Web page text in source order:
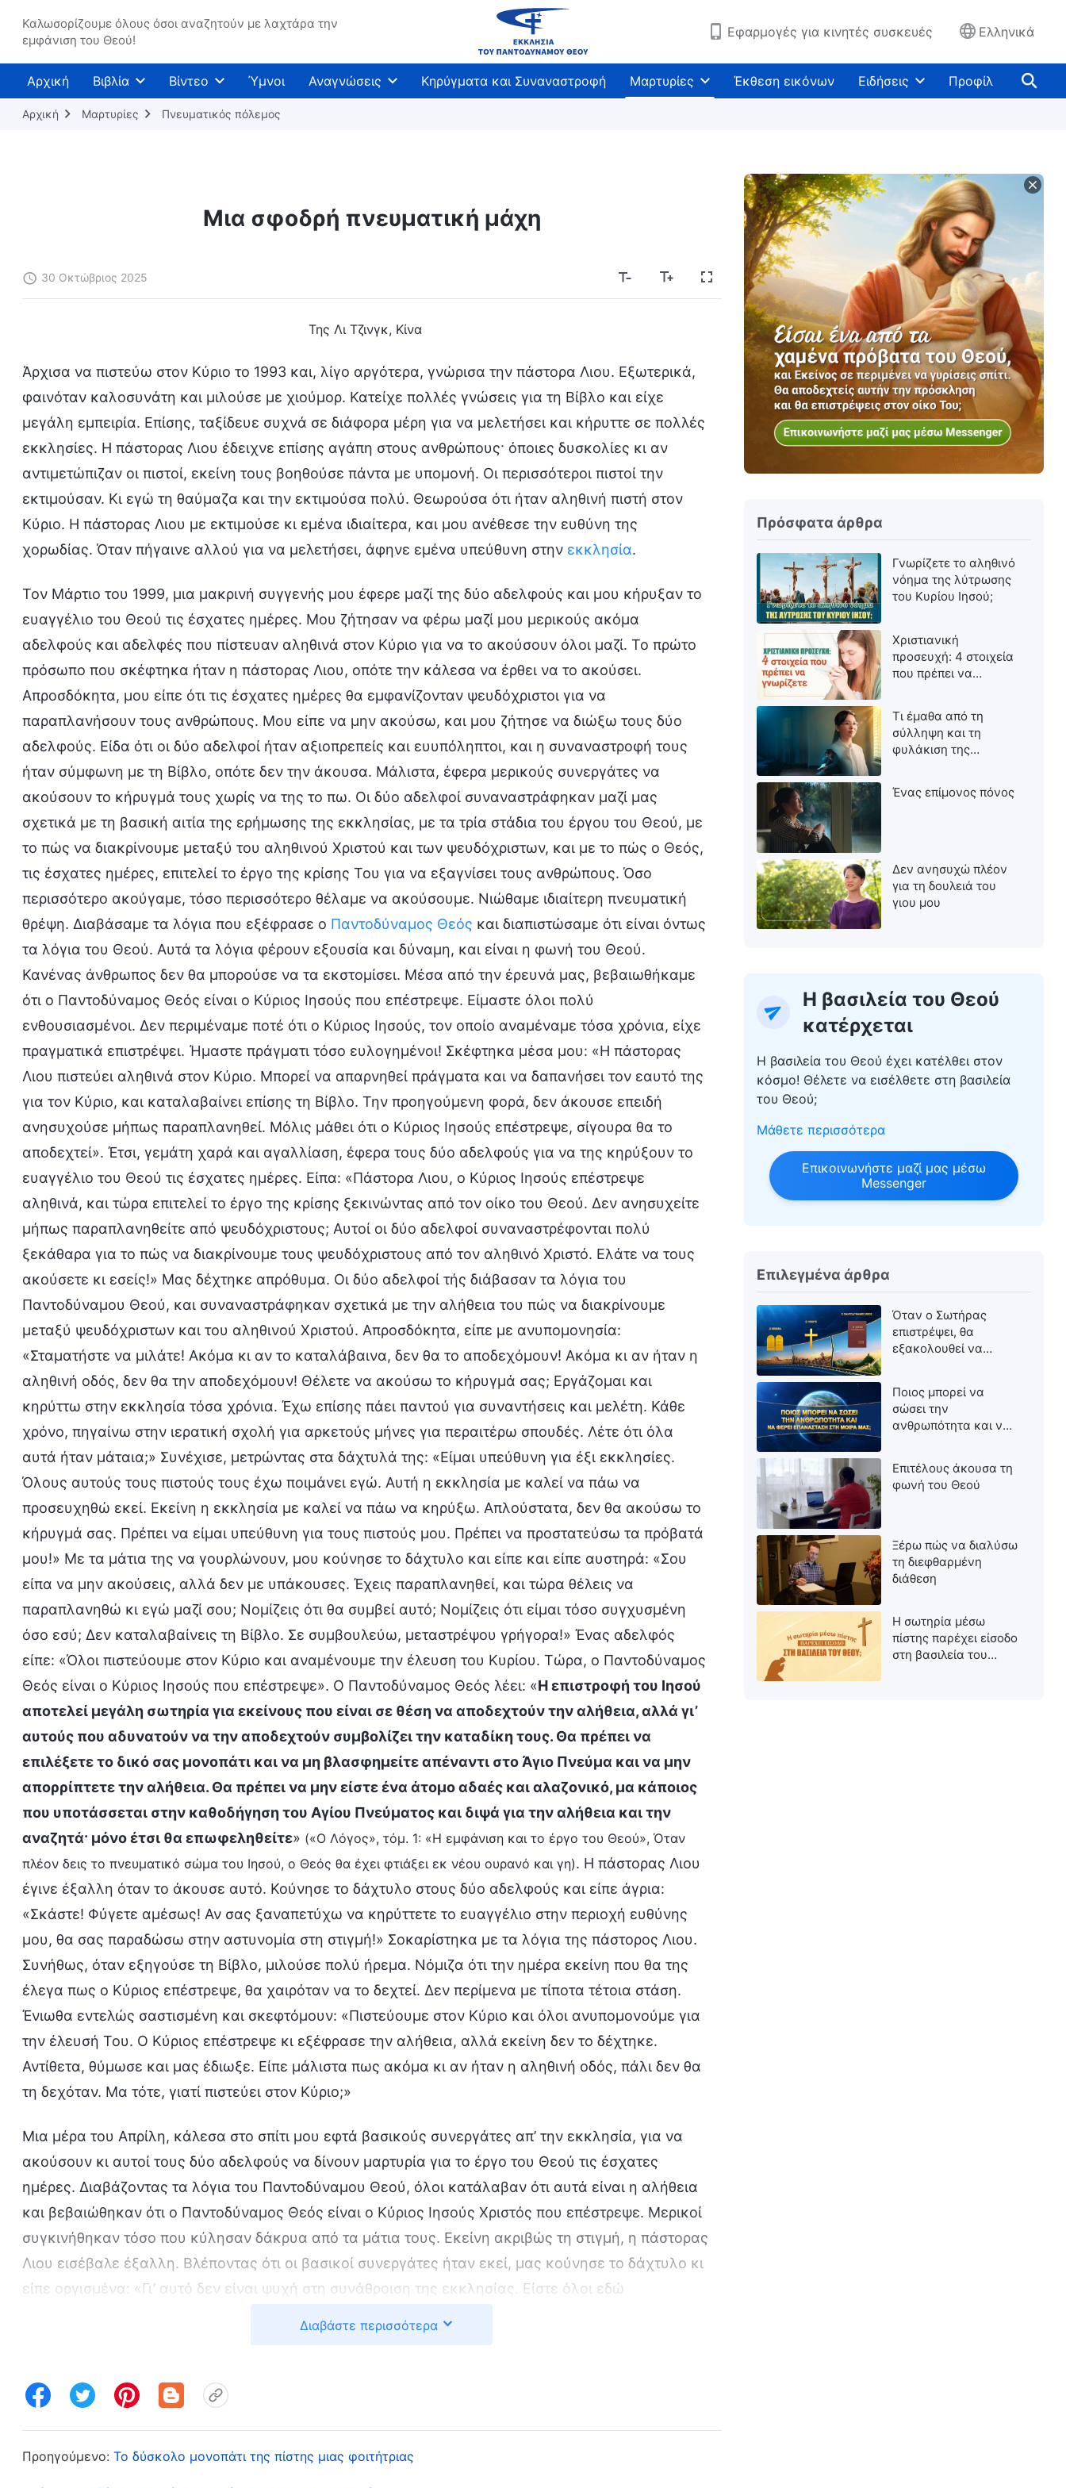
Καλωσορίζουμε όλους όσοι αναζητούν με λαχτάρα την
εμφάνιση του Θεού!
Εφαρμογές για κινητές συσκευές Ελληνικά
Αρχική Βιβλία Βίντεο Ύμνοι Αναγνώσεις Κηρύγματα και Συναναστροφή Μαρτυρίες Έκθεση εικόνων Ειδήσεις Προφίλ
Αρχική Μαρτυρίες Πνευματικός πόλεμος
Μια σφοδρή πνευματική μάχη
30 Οκτώβριος 2025
Της Λι Τζινγκ, Κίνα
Άρχισα να πιστεύω στον Κύριο το 1993 και, λίγο αργότερα, γνώρισα την πάστορα Λιου. Εξωτερικά,
φαινόταν καλοσυνάτη και μιλούσε με χιούμορ. Κατείχε πολλές γνώσεις για τη Βίβλο και είχε
μεγάλη εμπειρία. Επίσης, ταξίδευε συχνά σε διάφορα μέρη για να μελετήσει και κήρυττε σε πολλές
εκκλησίες. Η πάστορας Λιου έδειχνε επίσης αγάπη στους ανθρώπους· όποιες δυσκολίες κι αν
αντιμετώπιζαν οι πιστοί, εκείνη τους βοηθούσε πάντα με υπομονή. Οι περισσότεροι πιστοί την
εκτιμούσαν. Κι εγώ τη θαύμαζα και την εκτιμούσα πολύ. Θεωρούσα ότι ήταν αληθινή πιστή στον
Κύριο. Η πάστορας Λιου με εκτιμούσε κι εμένα ιδιαίτερα, και μου ανέθεσε την ευθύνη της
χορωδίας. Όταν πήγαινε αλλού για να μελετήσει, άφηνε εμένα υπεύθυνη στην εκκλησία.
Τον Μάρτιο του 1999, μια μακρινή συγγενής μου έφερε μαζί της δύο αδελφούς και μου κήρυξαν το
ευαγγέλιο του Θεού τις έσχατες ημέρες. Μου ζήτησαν να φέρω μαζί μου μερικούς ακόμα
αδελφούς και αδελφές που πίστευαν αληθινά στον Κύριο για να το ακούσουν όλοι μαζί. Το πρώτο
πρόσωπο που σκέφτηκα ήταν η πάστορας Λιου, οπότε την κάλεσα να έρθει να το ακούσει.
Απροσδόκητα, μου είπε ότι τις έσχατες ημέρες θα εμφανίζονταν ψευδόχριστοι για να
παραπλανήσουν τους ανθρώπους. Μου είπε να μην ακούσω, και μου ζήτησε να διώξω τους δύο
αδελφούς. Είδα ότι οι δύο αδελφοί ήταν αξιοπρεπείς και ευυπόληπτοι, και η συναναστροφή τους
ήταν σύμφωνη με τη Βίβλο, οπότε δεν την άκουσα. Μάλιστα, έφερα μερικούς συνεργάτες να
ακούσουν το κήρυγμά τους χωρίς να της το πω. Οι δύο αδελφοί συναναστράφηκαν μαζί μας
σχετικά με τη βασική αιτία της ερήμωσης της εκκλησίας, με τα τρία στάδια του έργου του Θεού, με
το πώς να διακρίνουμε μεταξύ του αληθινού Χριστού και των ψευδόχριστων, και με το πώς ο Θεός,
τις έσχατες ημέρες, επιτελεί το έργο της κρίσης Του για να εξαγνίσει τους ανθρώπους. Όσο
περισσότερο ακούγαμε, τόσο περισσότερο θέλαμε να ακούσουμε. Νιώθαμε ιδιαίτερη πνευματική
θρέψη. Διαβάσαμε τα λόγια που εξέφρασε ο Παντοδύναμος Θεός και διαπιστώσαμε ότι είναι όντως
τα λόγια του Θεού. Αυτά τα λόγια φέρουν εξουσία και δύναμη, και είναι η φωνή του Θεού.
Κανένας άνθρωπος δεν θα μπορούσε να τα εκστομίσει. Μέσα από την έρευνά μας, βεβαιωθήκαμε
ότι ο Παντοδύναμος Θεός είναι ο Κύριος Ιησούς που επέστρεψε. Είμαστε όλοι πολύ
ενθουσιασμένοι. Δεν περιμέναμε ποτέ ότι ο Κύριος Ιησούς, τον οποίο αναμέναμε τόσα χρόνια, είχε
πραγματικά επιστρέψει. Ήμαστε πράγματι τόσο ευλογημένοι! Σκέφτηκα μέσα μου: «Η πάστορας
Λιου πιστεύει αληθινά στον Κύριο. Μπορεί να απαρνηθεί πράγματα και να δαπανήσει τον εαυτό της
για τον Κύριο, και καταλαβαίνει επίσης τη Βίβλο. Την προηγούμενη φορά, δεν άκουσε επειδή
ανησυχούσε μήπως παραπλανηθεί. Μόλις μάθει ότι ο Κύριος Ιησούς επέστρεψε, σίγουρα θα το
αποδεχτεί». Έτσι, γεμάτη χαρά και αγαλλίαση, έφερα τους δύο αδελφούς για να της κηρύξουν το
ευαγγέλιο του Θεού τις έσχατες ημέρες. Είπα: «Πάστορα Λιου, ο Κύριος Ιησούς επέστρεψε
αληθινά, και τώρα επιτελεί το έργο της κρίσης ξεκινώντας από τον οίκο του Θεού. Δεν ανησυχείτε
μήπως παραπλανηθείτε από ψευδόχριστους; Αυτοί οι δύο αδελφοί συναναστρέφονται πολύ
ξεκάθαρα για το πώς να διακρίνουμε τους ψευδόχριστους από τον αληθινό Χριστό. Ελάτε να τους
ακούσετε κι εσείς!» Μας δέχτηκε απρόθυμα. Οι δύο αδελφοί τής διάβασαν τα λόγια του
Παντοδύναμου Θεού, και συναναστράφηκαν σχετικά με την αλήθεια του πώς να διακρίνουμε
μεταξύ ψευδόχριστων και του αληθινού Χριστού. Απροσδόκητα, είπε με ανυπομονησία:
«Σταματήστε να μιλάτε! Ακόμα κι αν το καταλάβαινα, δεν θα το αποδεχόμουν! Ακόμα κι αν ήταν η
αληθινή οδός, δεν θα την αποδεχόμουν! Θέλετε να ακούσω το κήρυγμά σας; Εργάζομαι και
κηρύττω στην εκκλησία τόσα χρόνια. Έχω επίσης πάει παντού για συναντήσεις και μελέτη. Κάθε
χρόνο, πηγαίνω στην ιερατική σχολή για αρκετούς μήνες για περαιτέρω σπουδές. Λέτε ότι όλα
αυτά ήταν μάταια;» Συνέχισε, μετρώντας στα δάχτυλά της: «Είμαι υπεύθυνη για έξι εκκλησίες.
Όλους αυτούς τους πιστούς τους έχω ποιμάνει εγώ. Αυτή η εκκλησία με καλεί να πάω να
προσευχηθώ εκεί. Εκείνη η εκκλησία με καλεί να πάω να κηρύξω. Απλούστατα, δεν θα ακούσω το
κήρυγμά σας. Πρέπει να είμαι υπεύθυνη για τους πιστούς μου. Πρέπει να προστατεύσω τα πρόβατά
μου!» Με τα μάτια της να γουρλώνουν, μου κούνησε το δάχτυλο και είπε και είπε αυστηρά: «Σου
είπα να μην ακούσεις, αλλά δεν με υπάκουσες. Έχεις παραπλανηθεί, και τώρα θέλεις να
παραπλανηθώ κι εγώ μαζί σου; Νομίζεις ότι θα συμβεί αυτό; Νομίζεις ότι είμαι τόσο συγχυσμένη
όσο εσύ; Δεν καταλαβαίνεις τη Βίβλο. Σε συμβουλεύω, μεταστρέψου γρήγορα!» Ένας αδελφός
είπε: «Όλοι πιστεύουμε στον Κύριο και αναμένουμε την έλευση του Κυρίου. Τώρα, ο Παντοδύναμος
Θεός είναι ο Κύριος Ιησούς που επέστρεψε». Ο Παντοδύναμος Θεός λέει: «Η επιστροφή του Ιησού
αποτελεί μεγάλη σωτηρία για εκείνους που είναι σε θέση να αποδεχτούν την αλήθεια, αλλά γι’
αυτούς που αδυνατούν να την αποδεχτούν συμβολίζει την καταδίκη τους. Θα πρέπει να
επιλέξετε το δικό σας μονοπάτι και να μη βλασφημείτε απέναντι στο Άγιο Πνεύμα και να μην
απορρίπτετε την αλήθεια. Θα πρέπει να μην είστε ένα άτομο αδαές και αλαζονικό, μα κάποιος
που υποτάσσεται στην καθοδήγηση του Αγίου Πνεύματος και διψά για την αλήθεια και την
αναζητά· μόνο έτσι θα επωφεληθείτε» («Ο Λόγος», τόμ. 1: «Η εμφάνιση και το έργο του Θεού», Όταν
πλέον δεις το πνευματικό σώμα του Ιησού, ο Θεός θα έχει φτιάξει εκ νέου ουρανό και γη). Η πάστορας Λιου
έγινε έξαλλη όταν το άκουσε αυτό. Κούνησε το δάχτυλο στους δύο αδελφούς και είπε άγρια:
«Σκάστε! Φύγετε αμέσως! Αν σας ξαναπετύχω να κηρύττετε το ευαγγέλιο στην περιοχή ευθύνης
μου, θα σας παραδώσω στην αστυνομία στη στιγμή!» Σοκαρίστηκα με τα λόγια της πάστορος Λιου.
Συνήθως, όταν εξηγούσε τη Βίβλο, μιλούσε πολύ ήρεμα. Νόμιζα ότι την ημέρα εκείνη που θα της
έλεγα πως ο Κύριος επέστρεψε, θα χαιρόταν να το δεχτεί. Δεν περίμενα με τίποτα τέτοια στάση.
Ένιωθα εντελώς σαστισμένη και σκεφτόμουν: «Πιστεύουμε στον Κύριο και όλοι ανυπομονούμε για
την έλευσή Του. Ο Κύριος επέστρεψε κι εξέφρασε την αλήθεια, αλλά εκείνη δεν το δέχτηκε.
Αντίθετα, θύμωσε και μας έδιωξε. Είπε μάλιστα πως ακόμα κι αν ήταν η αληθινή οδός, πάλι δεν θα
τη δεχόταν. Μα τότε, γιατί πιστεύει στον Κύριο;»
Μια μέρα του Απρίλη, κάλεσα στο σπίτι μου εφτά βασικούς συνεργάτες απ’ την εκκλησία, για να
ακούσουν κι αυτοί τους δύο αδελφούς να δίνουν μαρτυρία για το έργο του Θεού τις έσχατες
ημέρες. Διαβάζοντας τα λόγια του Παντοδύναμου Θεού, όλοι κατάλαβαν ότι αυτά είναι η αλήθεια
και βεβαιώθηκαν ότι ο Παντοδύναμος Θεός είναι ο Κύριος Ιησούς Χριστός που επέστρεψε. Μερικοί
συγκινήθηκαν τόσο που κύλησαν δάκρυα από τα μάτια τους. Εκείνη ακριβώς τη στιγμή, η πάστορας
Λιου εισέβαλε έξαλλη. Βλέποντας ότι οι βασικοί συνεργάτες ήταν εκεί, μας κούνησε το δάχτυλο κι
είπε οργισμένα: «Γι’ αυτό δεν είναι ψυχή στη συνάθροιση της εκκλησίας. Είστε όλοι εδώ
λέω αυτό, εξαγριώθηκε ακόμα περισσότερο. Μου είπε, κουνώντας το δάχτυλο: «Σου είπα να μην
πρόδωσες, και μάλιστα έφερες ξένους στην εκκλησία μας να κηρύξουν. Τσάμπα σε
Διαβάστε περισσότερα
Προηγούμενο: Το δύσκολο μονοπάτι της πίστης μιας φοιτήτριας
Πρόσφατα άρθρα
Γνωρίζετε το αληθινό
νόημα της λύτρωσης
του Κυρίου Ιησού;
Χριστιανική
προσευχή: 4 στοιχεία
που πρέπει να
Τι έμαθα από τη
σύλληψη και τη
φυλάκιση της
Ένας επίμονος πόνος
Δεν ανησυχώ πλέον
για τη δουλειά του
γιου μου
Η βασιλεία του Θεού
κατέρχεται
Η βασιλεία του Θεού έχει κατέλθει στον
κόσμο! Θέλετε να εισέλθετε στη βασιλεία
του Θεού;
Μάθετε περισσότερα
Επικοινωνήστε μαζί μας μέσω
Messenger
Επιλεγμένα άρθρα
Όταν ο Σωτήρας
επιστρέψει, θα
εξακολουθεί να
Ποιος μπορεί να
σώσει την
ανθρωπότητα και να
Επιτέλους άκουσα τη
φωνή του Θεού
Ξέρω πώς να διαλύσω
τη διεφθαρμένη
διάθεση
Η σωτηρία μέσω
πίστης παρέχει είσοδο
στη βασιλεία του